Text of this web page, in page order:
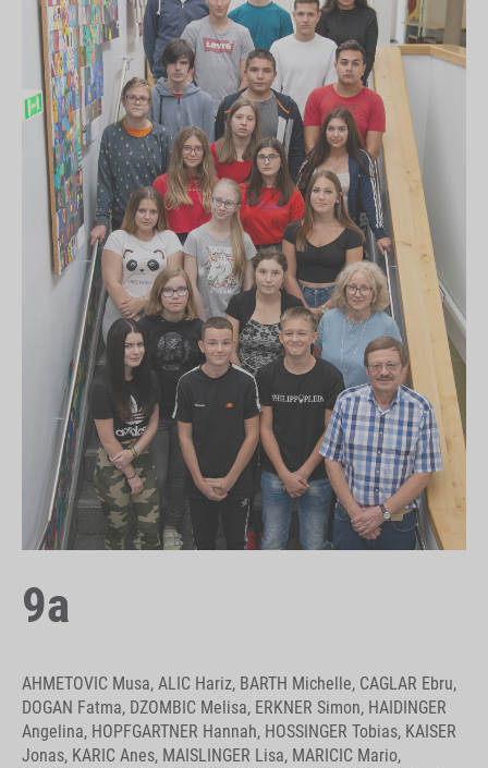
9a
AHMETOVIC Musa, ALIC Hariz, BARTH Michelle, CAGLAR Ebru,
DOGAN Fatma, DZOMBIC Melisa, ERKNER Simon, HAIDINGER
Angelina, HOPFGARTNER Hannah, HOSSINGER Tobias, KAISER
Jonas, KARIC Anes, MAISLINGER Lisa, MARICIC Mario,